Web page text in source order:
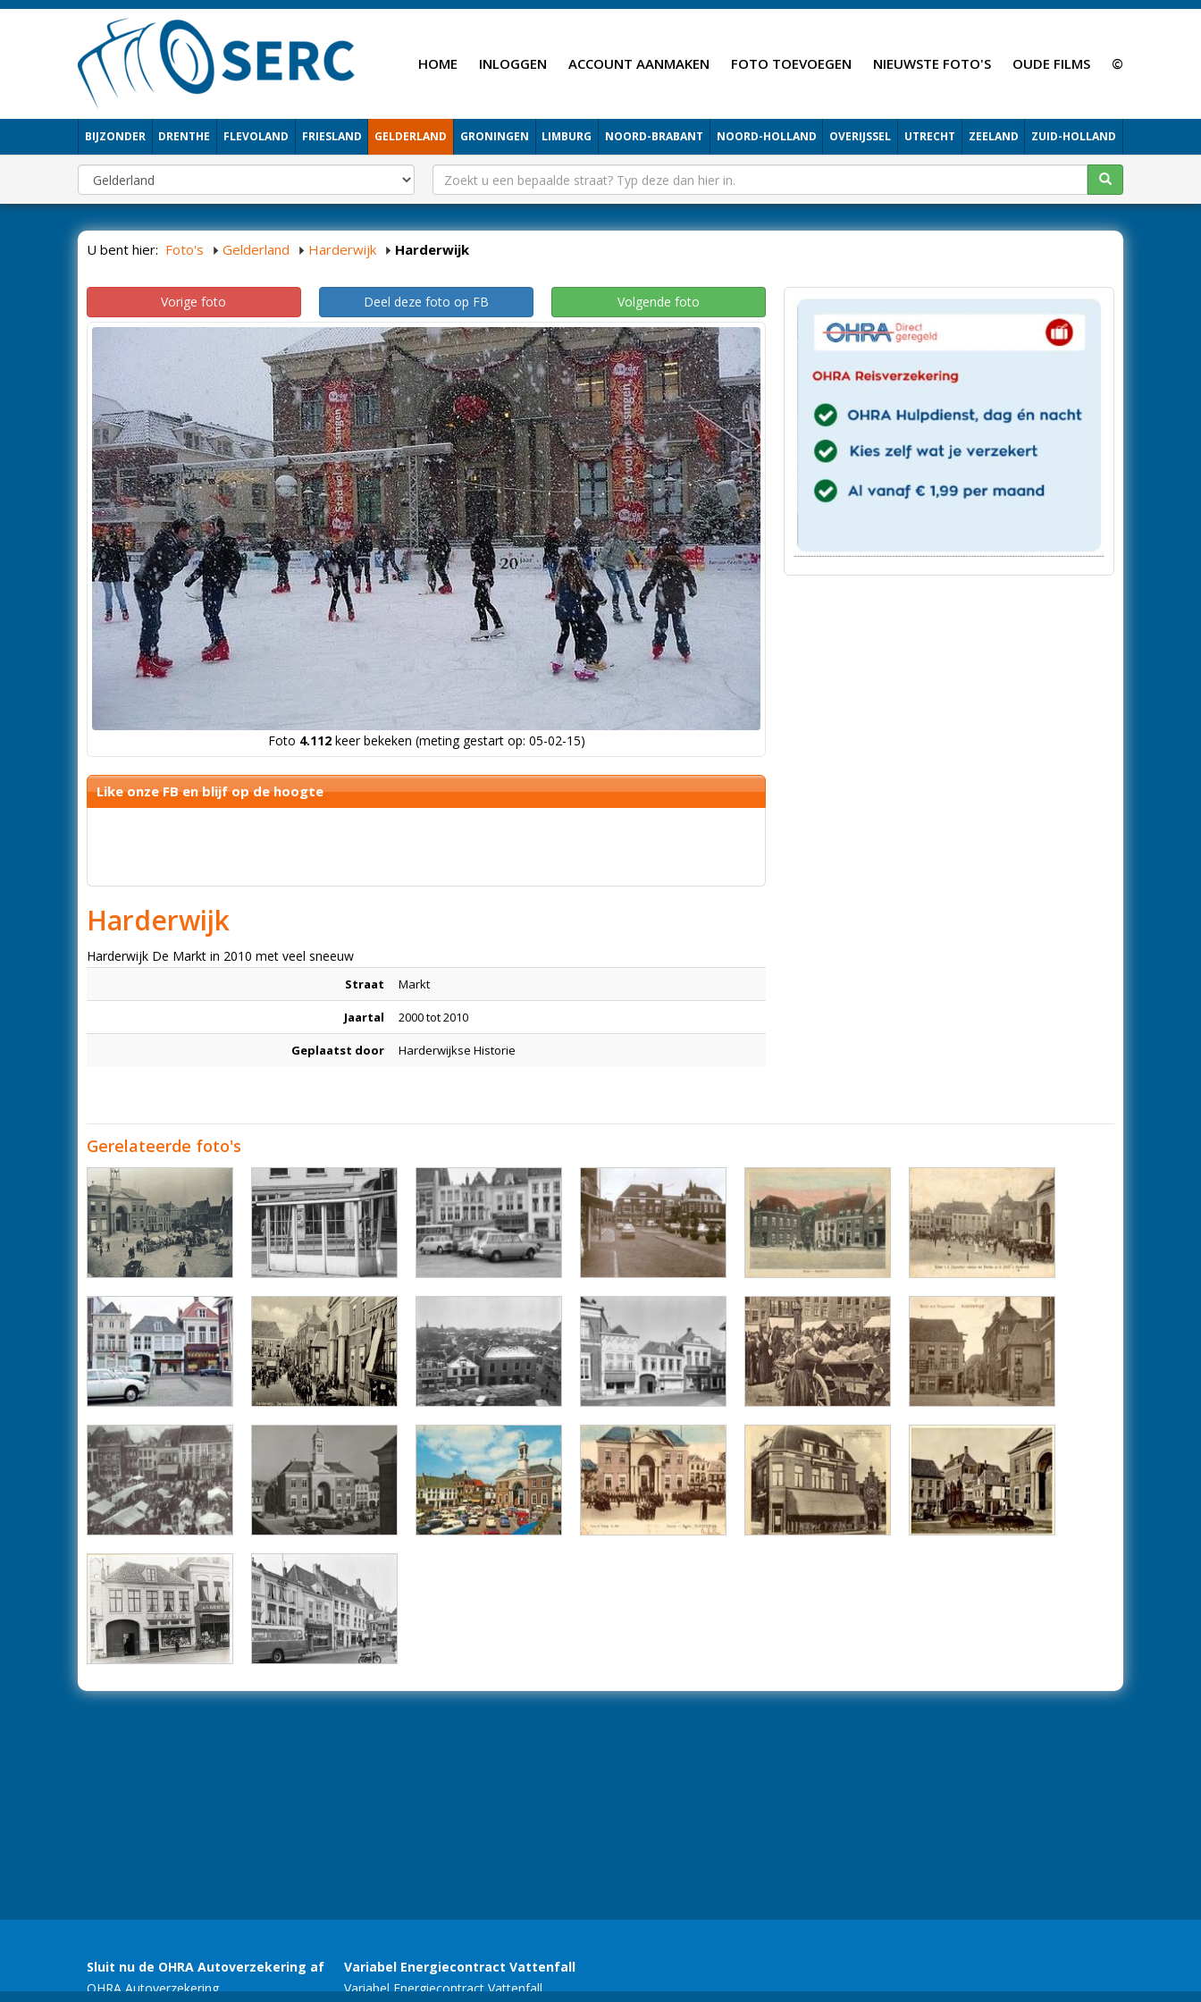
HOME INLOGGEN ACCOUNT AANMAKEN FOTO TOEVOEGEN NIEUWSTE FOTO'S OUDE FILMS ©
BIJZONDER DRENTHE FLEVOLAND FRIESLAND GELDERLAND GRONINGEN LIMBURG NOORD-BRABANT NOORD-HOLLAND OVERIJSSEL UTRECHT ZEELAND ZUID-HOLLAND
U bent hier: Foto's Gelderland Harderwijk Harderwijk
Vorige foto Deel deze foto op FB Volgende foto
Foto 4.112keer bekeken (meting gestart op: 05-02-15)
Like onze FB en blijf op de hoogte
Harderwijk
Harderwijk De Markt in 2010 met veel sneeuw
Straat Markt
Jaartal 2000 tot 2010
Geplaatst door Harderwijkse Historie
Gerelateerde foto's